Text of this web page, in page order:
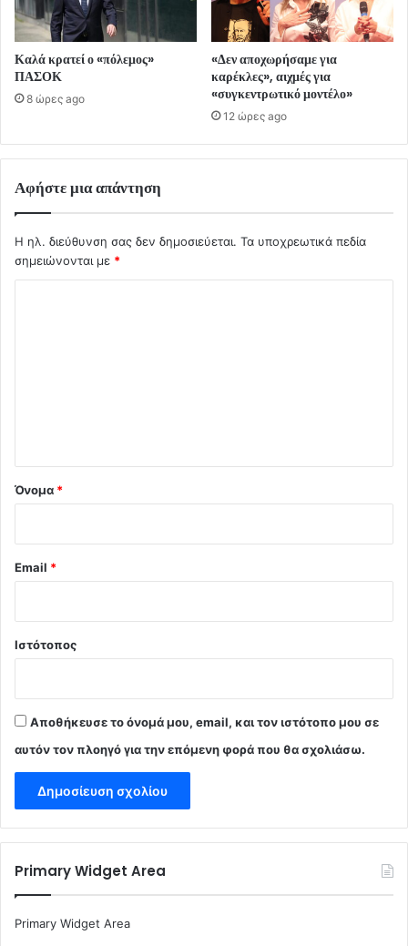
Καλά κρατεί ο «πόλεμος»
ΠΑΣΟΚ
8 ώρες ago
«Δεν αποχωρήσαμε για
καρέκλες», αιχμές για
«συγκεντρωτικό μοντέλο»
12 ώρες ago
Αφήστε μια απάντηση
Η ηλ. διεύθυνση σας δεν δημοσιεύεται. Τα υποχρεωτικά πεδία
σημειώνονται με *
Όνομα *
Email *
Ιστότοπος
Αποθήκευσε το όνομά μου, email, και τον ιστότοπο μου σε
αυτόν τον πλοηγό για την επόμενη φορά που θα σχολιάσω.
Primary Widget Area
Primary Widget Area